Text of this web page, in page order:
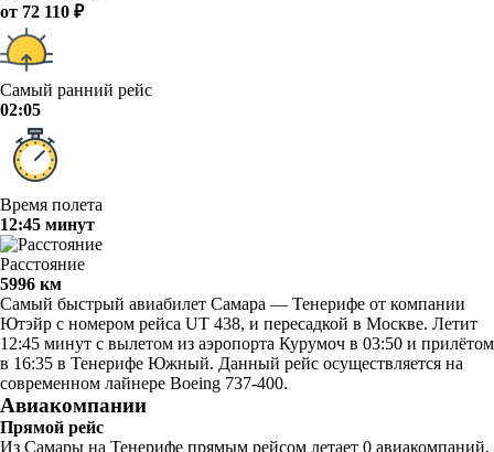
от 72 110 ₽
Самый ранний рейс
02:05
Время полета
12:45 минут
Расстояние
5996 км
Самый быстрый авиабилет Самара — Тенерифе от компании
Ютэйр с номером рейса UT 438, и пересадкой в Москве. Летит
12:45 минут с вылетом из аэропорта Курумоч в 03:50 и прилётом
в 16:35 в Тенерифе Южный. Данный рейс осуществляется на
современном лайнере Boeing 737-400.
Авиакомпании
Прямой рейс
Из Самары на Тенерифе прямым рейсом летает 0 авиакомпаний.